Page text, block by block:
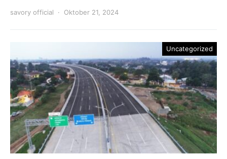
savory official Oktober 21, 2024
Uncategorized